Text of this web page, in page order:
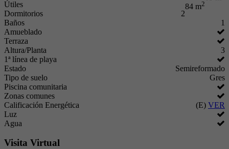
Útiles 84 m2
Dormitorios
2
Baños
1
Amueblado
Terraza
Altura/Planta
3
1ª línea de playa
Estado
Semireformado
Tipo de suelo
Gres
Piscina comunitaria
Zonas comunes
Calificación Energética
(E) VER
Luz
Agua
Visita Virtual